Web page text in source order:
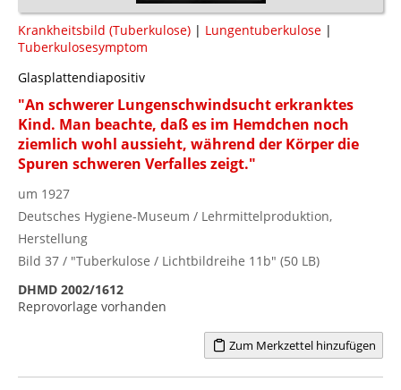
Krankheitsbild (Tuberkulose) | Lungentuberkulose |
Tuberkulosesymptom
Glasplattendiapositiv
"An schwerer Lungenschwindsucht erkranktes
Kind. Man beachte, daß es im Hemdchen noch
ziemlich wohl aussieht, während der Körper die
Spuren schweren Verfalles zeigt."
um 1927
Deutsches Hygiene-Museum / Lehrmittelproduktion,
Herstellung
Bild 37 / "Tuberkulose / Lichtbildreihe 11b" (50 LB)
DHMD 2002/1612
Reprovorlage vorhanden
Zum Merkzettel hinzufügen